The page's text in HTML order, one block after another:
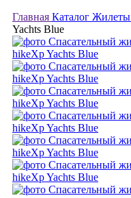
Главная Каталог Жилеты
Yachts Blue